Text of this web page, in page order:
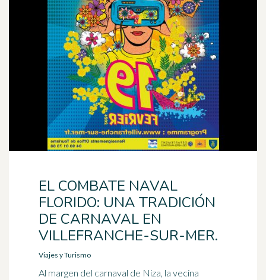
EL COMBATE NAVAL
FLORIDO: UNA TRADICIÓN
DE CARNAVAL EN
VILLEFRANCHE-SUR-MER.
Viajes y Turismo
Al margen del carnaval de Niza, la vecina